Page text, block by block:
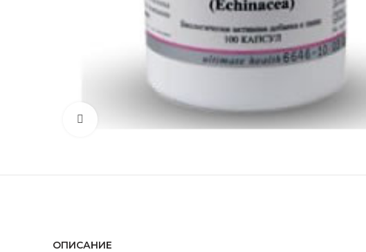
Нажмите, чтобы увеличить
ОПИСАНИЕ